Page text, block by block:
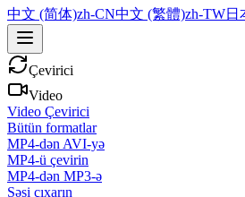
中文 (简体)zh-CN中文 (繁體)zh-TW日
Çevirici
Video
Video Çevirici
Bütün formatlar
MP4-dən AVI-yə
MP4-ü çevirin
MP4-dən MP3-ə
Səsi çıxarın